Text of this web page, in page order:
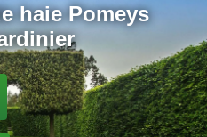
haie Pomeys